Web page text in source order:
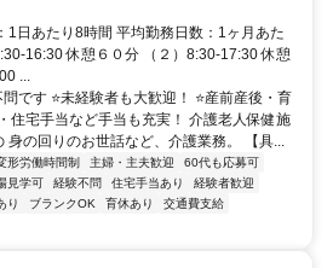
1日あたり8時間 平均勤務日数：1ヶ月あた
16:30 休憩６０分 （２）8:30-17:30 休憩
...
です ⭐未経験者も大歓迎！ ⭐産前産後・育
住宅手当など手当も充実！ 介護老人保健施
の回りのお世話など、介護業務。 【具...
形労働時間制 主婦・主夫歓迎
60代も応募可
見学可 経験不問 住宅手当あり
経験者歓迎
り ブランクOK 育休あり
交通費支給